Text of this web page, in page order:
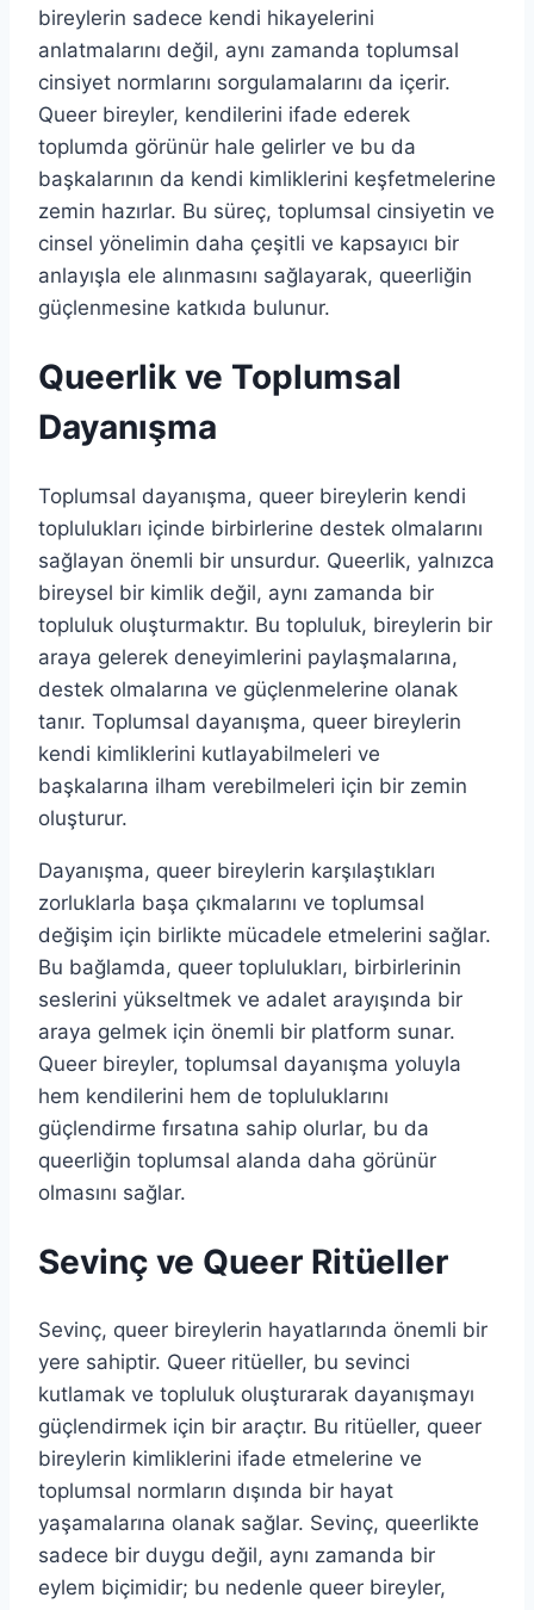
bireylerin sadece kendi hikayelerini
anlatmalarını değil, aynı zamanda toplumsal
cinsiyet normlarını sorgulamalarını da içerir.
Queer bireyler, kendilerini ifade ederek
toplumda görünür hale gelirler ve bu da
başkalarının da kendi kimliklerini keşfetmelerine
zemin hazırlar. Bu süreç, toplumsal cinsiyetin ve
cinsel yönelimin daha çeşitli ve kapsayıcı bir
anlayışla ele alınmasını sağlayarak, queerliğin
güçlenmesine katkıda bulunur.
Queerlik ve Toplumsal
Dayanışma
Toplumsal dayanışma, queer bireylerin kendi
toplulukları içinde birbirlerine destek olmalarını
sağlayan önemli bir unsurdur. Queerlik, yalnızca
bireysel bir kimlik değil, aynı zamanda bir
topluluk oluşturmaktır. Bu topluluk, bireylerin bir
araya gelerek deneyimlerini paylaşmalarına,
destek olmalarına ve güçlenmelerine olanak
tanır. Toplumsal dayanışma, queer bireylerin
kendi kimliklerini kutlayabilmeleri ve
başkalarına ilham verebilmeleri için bir zemin
oluşturur.
Dayanışma, queer bireylerin karşılaştıkları
zorluklarla başa çıkmalarını ve toplumsal
değişim için birlikte mücadele etmelerini sağlar.
Bu bağlamda, queer toplulukları, birbirlerinin
seslerini yükseltmek ve adalet arayışında bir
araya gelmek için önemli bir platform sunar.
Queer bireyler, toplumsal dayanışma yoluyla
hem kendilerini hem de topluluklarını
güçlendirme fırsatına sahip olurlar, bu da
queerliğin toplumsal alanda daha görünür
olmasını sağlar.
Sevinç ve Queer Ritüeller
Sevinç, queer bireylerin hayatlarında önemli bir
yere sahiptir. Queer ritüeller, bu sevinci
kutlamak ve topluluk oluşturarak dayanışmayı
güçlendirmek için bir araçtır. Bu ritüeller, queer
bireylerin kimliklerini ifade etmelerine ve
toplumsal normların dışında bir hayat
yaşamalarına olanak sağlar. Sevinç, queerlikte
sadece bir duygu değil, aynı zamanda bir
eylem biçimidir; bu nedenle queer bireyler,